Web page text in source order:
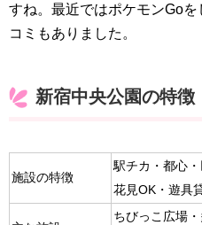
すね。最近ではポケモンGo
コミもありました。
新宿中央公園の特徴
施設の特徴
駅チカ・都心
花見OK・遊具
ちびっこ広場